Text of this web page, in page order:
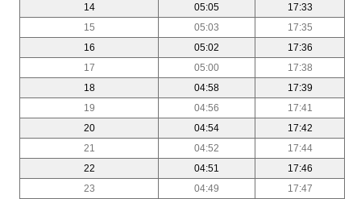
14
05:05
17:33
15
05:03
17:35
16
05:02
17:36
17
05:00
17:38
18
04:58
17:39
19
04:56
17:41
20
04:54
17:42
21
04:52
17:44
22
04:51
17:46
23
04:49
17:47